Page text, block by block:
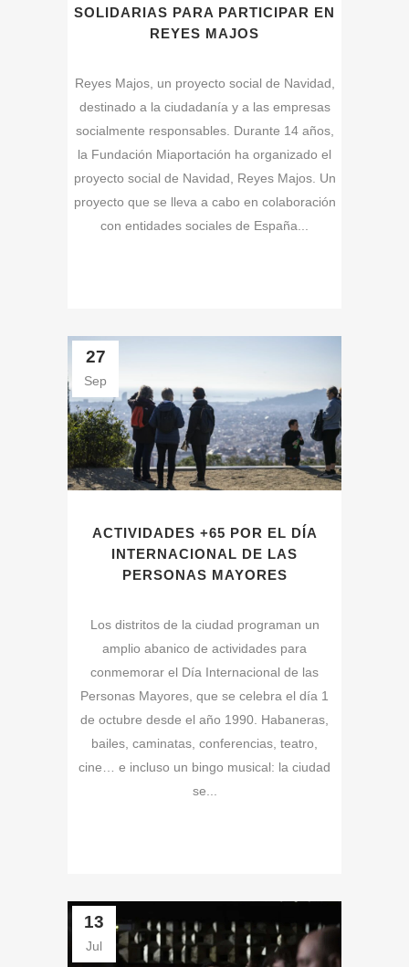
SOLIDARIAS PARA PARTICIPAR EN
REYES MAJOS
Reyes Majos, un proyecto social de Navidad,
destinado a la ciudadanía y a las empresas
socialmente responsables. Durante 14 años,
la Fundación Miaportación ha organizado el
proyecto social de Navidad, Reyes Majos. Un
proyecto que se lleva a cabo en colaboración
con entidades sociales de España...
27
Sep
ACTIVIDADES +65 POR EL DÍA
INTERNACIONAL DE LAS
PERSONAS MAYORES
Los distritos de la ciudad programan un
amplio abanico de actividades para
conmemorar el Día Internacional de las
Personas Mayores, que se celebra el día 1
de octubre desde el año 1990. Habaneras,
bailes, caminatas, conferencias, teatro,
cine… e incluso un bingo musical: la ciudad
se...
13
Jul